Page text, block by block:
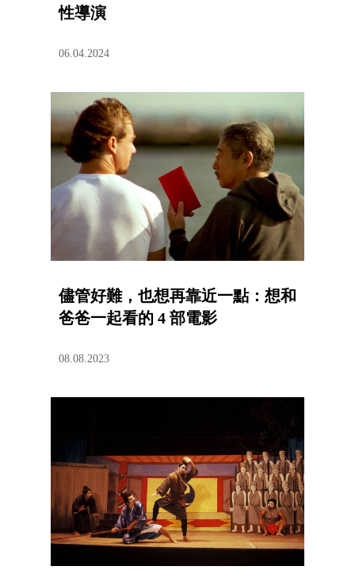
性導演
06.04.2024
儘管好難，也想再靠近一點：想和
爸爸一起看的 4 部電影
08.08.2023